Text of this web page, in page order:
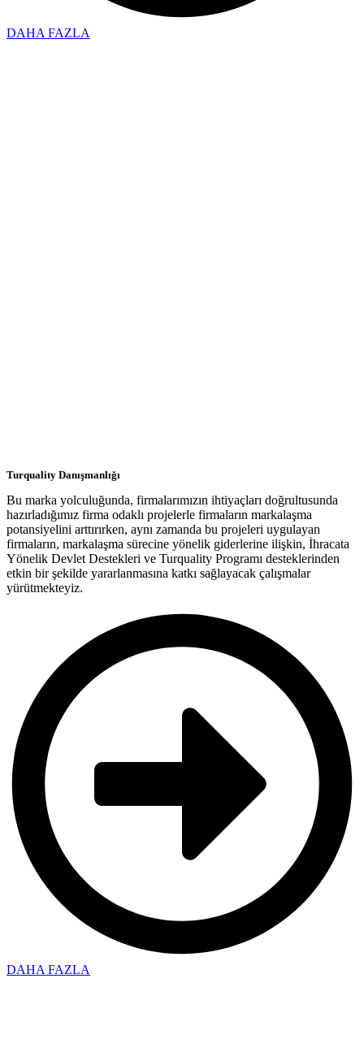
DAHA FAZLA
Turquality Danışmanlığı
Bu marka yolculuğunda, firmalarımızın ihtiyaçları doğrultusunda
hazırladığımız firma odaklı projelerle firmaların markalaşma
potansiyelini arttırırken, aynı zamanda bu projeleri uygulayan
firmaların, markalaşma sürecine yönelik giderlerine ilişkin, İhracata
Yönelik Devlet Destekleri ve Turquality Programı desteklerinden
etkin bir şekilde yararlanmasına katkı sağlayacak çalışmalar
yürütmekteyiz.
DAHA FAZLA